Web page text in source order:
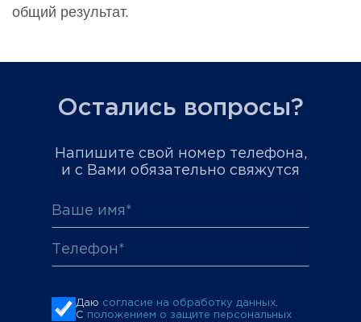
общий результат.
Остались вопросы?
Напишите свой номер телефона,
и с Вами обязательно свяжутся
Даю согласие на обработку данных.
С положением о защите персональных